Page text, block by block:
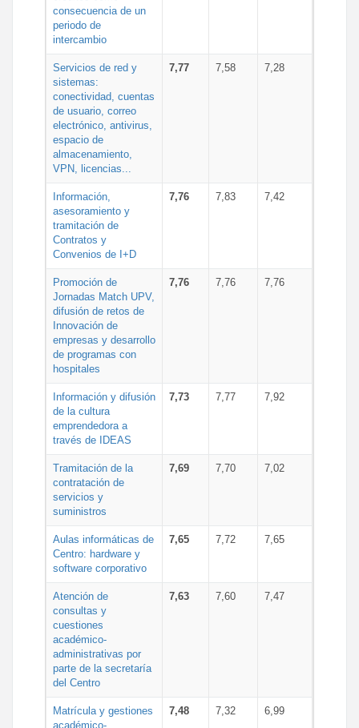
consecuencia de un
periodo de
intercambio
Servicios de red y
sistemas:
conectividad, cuentas
de usuario, correo
electrónico, antivirus,
espacio de
almacenamiento,
VPN, licencias...
7,77 7,58 7,28
Información,
asesoramiento y
tramitación de
Contratos y
Convenios de I+D
7,76 7,83 7,42
Promoción de
Jornadas Match UPV,
difusión de retos de
Innovación de
empresas y desarrollo
de programas con
hospitales
7,76 7,76 7,76
Información y difusión
de la cultura
emprendedora a
través de IDEAS
7,73 7,77 7,92
Tramitación de la
contratación de
servicios y
suministros
7,69 7,70 7,02
Aulas informáticas de
Centro: hardware y
software corporativo
7,65 7,72 7,65
Atención de
consultas y
cuestiones
académico-
administrativas por
parte de la secretaría
del Centro
7,63 7,60 7,47
Matrícula y gestiones
académico-
7,48 7,32 6,99